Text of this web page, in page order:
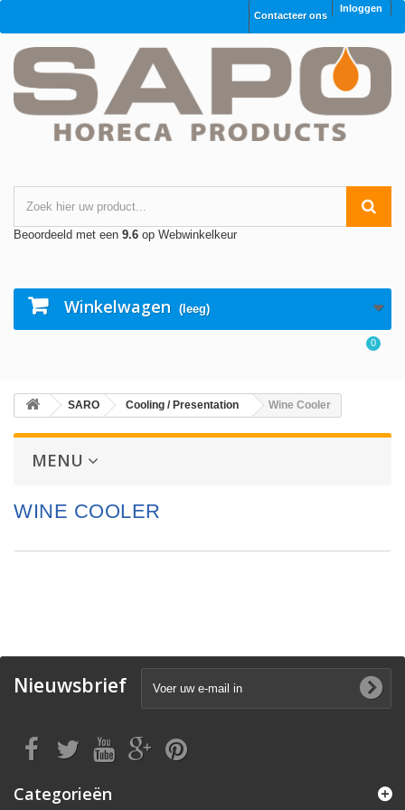
Inloggen
Contacteer ons
Beoordeeld met een 9.6 op Webwinkelkeur
Winkelwagen (leeg)
0
SARO Cooling / Presentation Wine Cooler
MENU
WINE COOLER
Nieuwsbrief
Categorieën